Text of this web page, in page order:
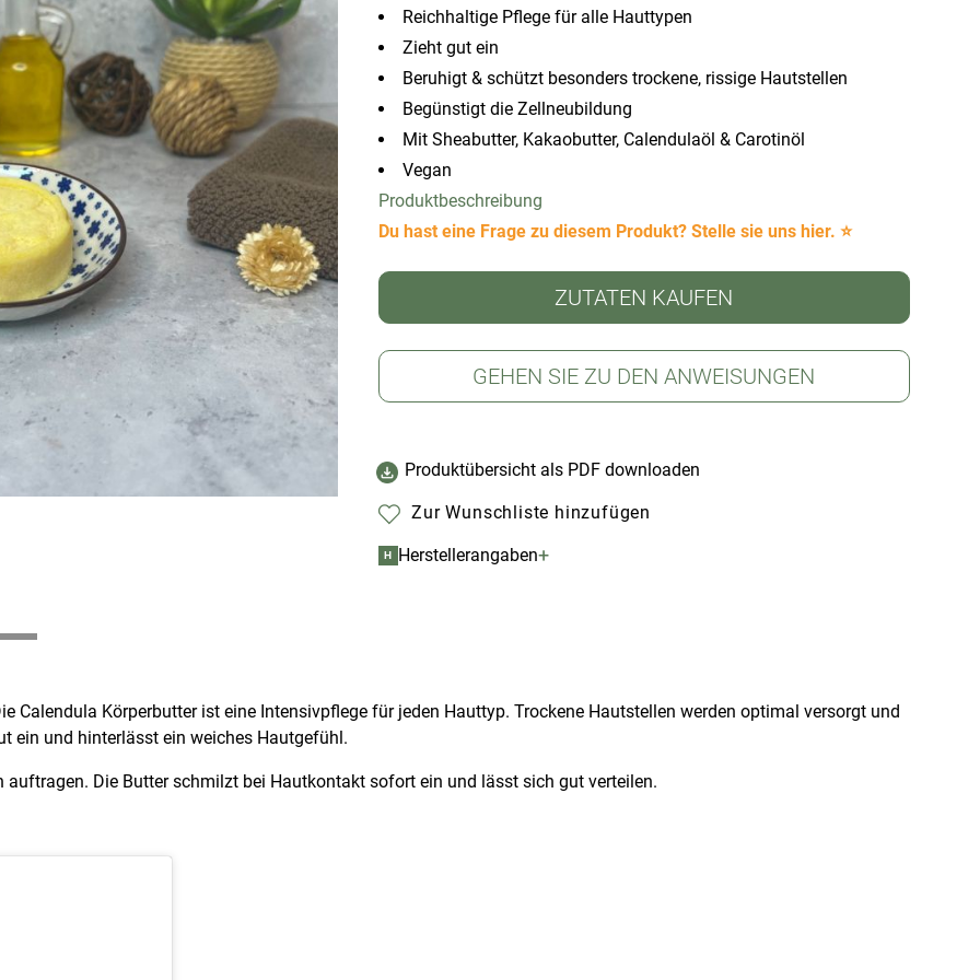
Reichhaltige Pflege für alle Hauttypen
Zieht gut ein
Beruhigt & schützt besonders trockene, rissige Hautstellen
Begünstigt die Zellneubildung
Mit Sheabutter, Kakaobutter, Calendulaöl & Carotinöl
Vegan
Produktbeschreibung
Du hast eine Frage zu diesem Produkt? Stelle sie uns hier. ⭐
ZUTATEN KAUFEN
GEHEN SIE ZU DEN ANWEISUNGEN
Produktübersicht als PDF downloaden
Zur Wunschliste hinzufügen
H Herstellerangaben+
Calendula Körperbutter ist eine Intensivpflege für jeden Hauttyp. Trockene Hautstellen werden optimal versorgt und
ein und hinterlässt ein weiches Hautgefühl.
Die Butter schmilzt bei Hautkontakt sofort ein und lässt sich gut verteilen.